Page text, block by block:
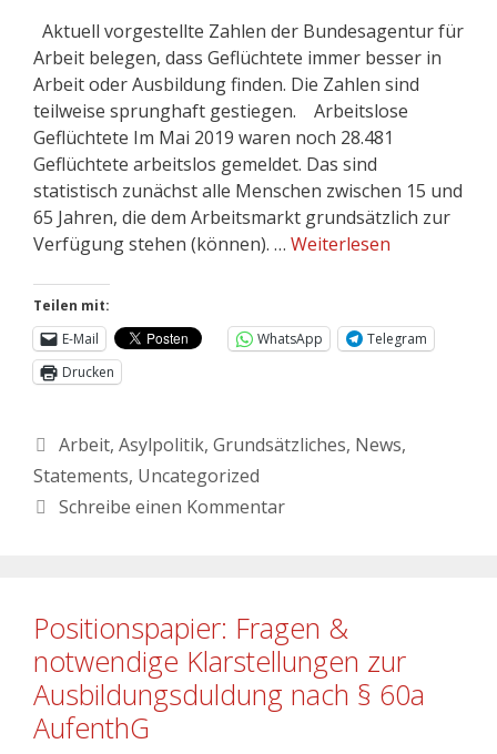
Aktuell vorgestellte Zahlen der Bundesagentur für
Arbeit belegen, dass Geflüchtete immer besser in
Arbeit oder Ausbildung finden. Die Zahlen sind
teilweise sprunghaft gestiegen. Arbeitslose
Geflüchtete Im Mai 2019 waren noch 28.481
Geflüchtete arbeitslos gemeldet. Das sind
statistisch zunächst alle Menschen zwischen 15 und
65 Jahren, die dem Arbeitsmarkt grundsätzlich zur
Verfügung stehen (können). … Weiterlesen
Teilen mit:
E-Mail
WhatsApp
Telegram
Drucken
Arbeit, Asylpolitik, Grundsätzliches, News,
Statements, Uncategorized
Schreibe einen Kommentar
Positionspapier: Fragen &
notwendige Klarstellungen zur
Ausbildungsduldung nach § 60a
AufenthG